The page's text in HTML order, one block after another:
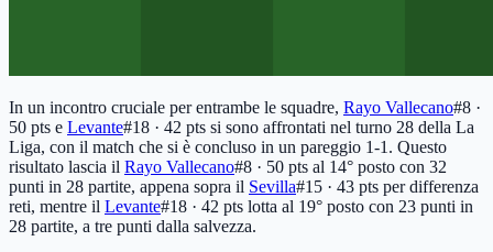
In un incontro cruciale per entrambe le squadre, Rayo Vallecano#8 ·
50 pts e Levante#18 · 42 pts si sono affrontati nel turno 28 della La
Liga, con il match che si è concluso in un pareggio 1-1. Questo
risultato lascia il Rayo Vallecano#8 · 50 pts al 14° posto con 32
punti in 28 partite, appena sopra il Sevilla#15 · 43 pts per differenza
reti, mentre il Levante#18 · 42 pts lotta al 19° posto con 23 punti in
28 partite, a tre punti dalla salvezza.